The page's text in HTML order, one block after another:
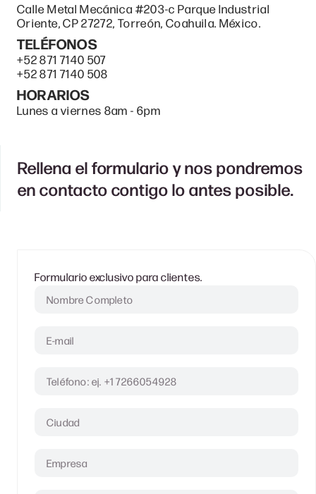
Calle Metal Mecánica #203-c Parque Industrial
Oriente, CP 27272, Torreón, Coahuila. México.
TELÉFONOS
+52 871 7140 507
+52 871 7140 508
HORARIOS
Lunes a viernes 8am - 6pm
Rellena el formulario y nos pondremos
en contacto contigo lo antes posible.
Formulario exclusivo para clientes.